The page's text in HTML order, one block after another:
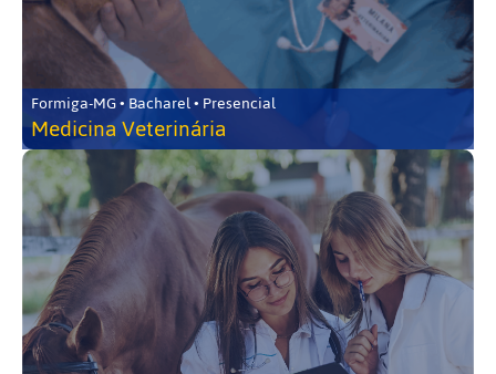
Formiga-MG • Bacharel • Presencial
Medicina Veterinária